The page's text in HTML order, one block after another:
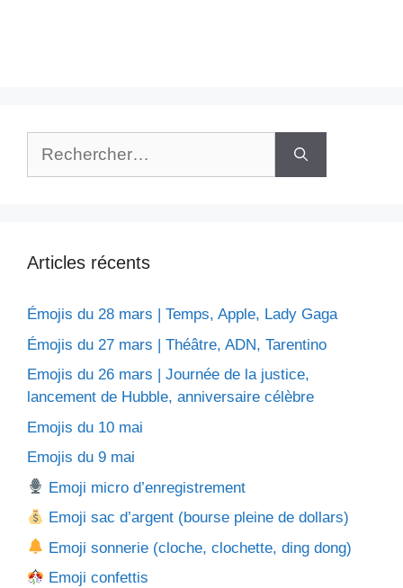
Articles récents
Émojis du 28 mars | Temps, Apple, Lady Gaga
Émojis du 27 mars | Théâtre, ADN, Tarentino
Emojis du 26 mars | Journée de la justice,
lancement de Hubble, anniversaire célèbre
Emojis du 10 mai
Emojis du 9 mai
Emoji micro d’enregistrement
Emoji sac d’argent (bourse pleine de dollars)
Emoji sonnerie (cloche, clochette, ding dong)
Emoji confettis